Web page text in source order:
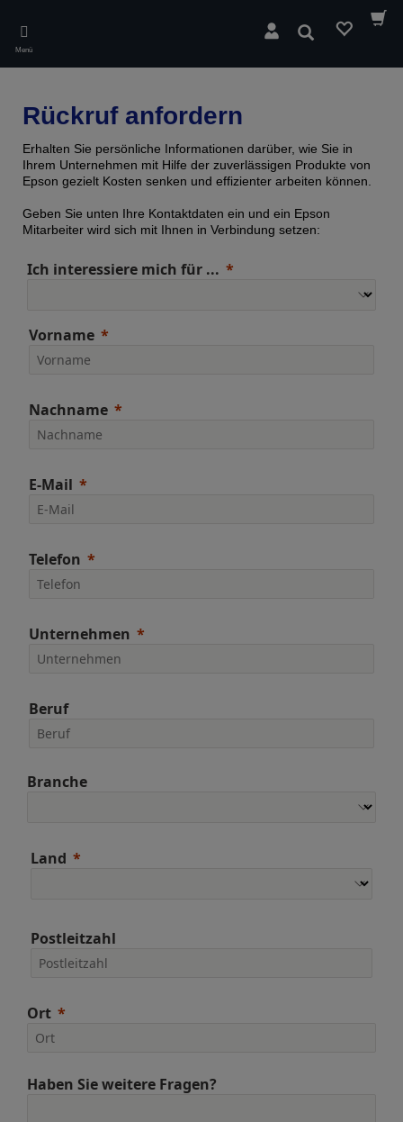
main
content
Menü
Suchen
Rückruf anfordern
Erhalten Sie persönliche Informationen darüber, wie Sie in
Ihrem Unternehmen mit Hilfe der zuverlässigen Produkte von
Epson gezielt Kosten senken und effizienter arbeiten können.
Geben Sie unten Ihre Kontaktdaten ein und ein Epson
Mitarbeiter wird sich mit Ihnen in Verbindung setzen:
Ich interessiere mich für ...
Vorname
Nachname
E-Mail
Telefon
Unternehmen
Beruf
Branche
Land
Postleitzahl
Ort
Haben Sie weitere Fragen?